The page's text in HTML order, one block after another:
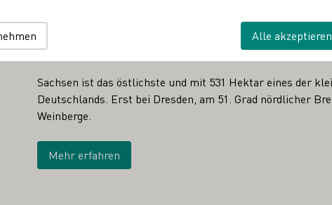
Sachsen
Sachsen ist das östlichste und mit 531 Hektar eines der
Deutschlands. Erst bei Dresden, am 51. Grad nördlicher
Weinberge.
Mehr erfahren
Alle akzeptieren